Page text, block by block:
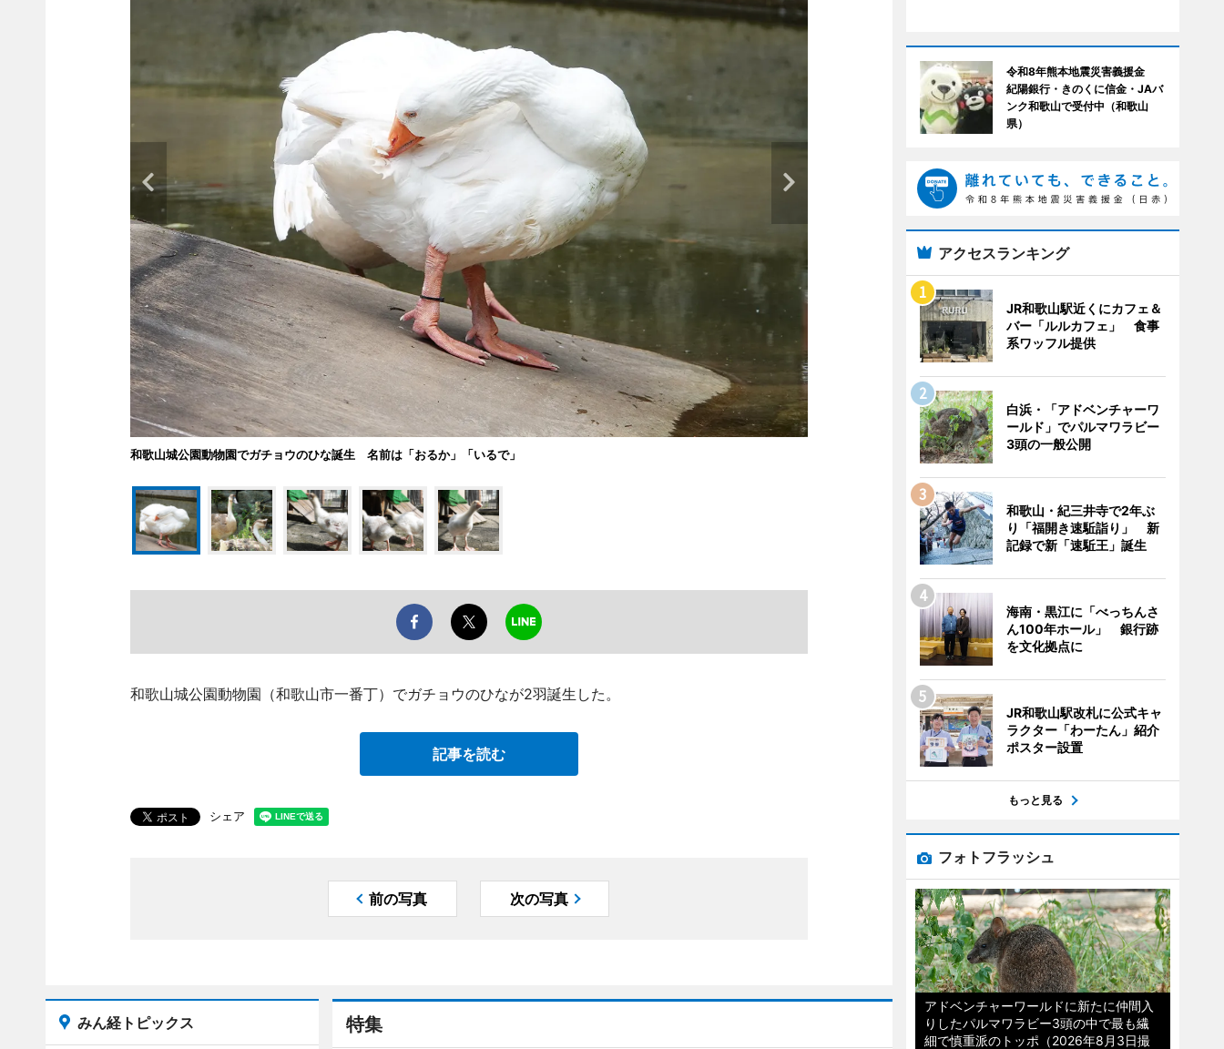
和歌山城公園動物園でガチョウのひな誕生 名前は「おるか」「いるで」
和歌山城公園動物園（和歌山市一番丁）でガチョウのひなが2羽誕生した。
記事を読む
シェア
前の写真 次の写真
特集
みん経トピックス
令和8年熊本地震災害義援金
紀陽銀行・きのくに信金・JAバ
ンク和歌山で受付中（和歌山
県）
アクセスランキング
JR和歌山駅近くにカフェ＆
バー「ルルカフェ」 食事
系ワッフル提供
白浜・「アドベンチャーワ
ールド」でパルマワラビー
3頭の一般公開
和歌山・紀三井寺で2年ぶ
り「福開き速駈詣り」 新
記録で新「速駈王」誕生
海南・黒江に「べっちんさ
ん100年ホール」 銀行跡
を文化拠点に
JR和歌山駅改札に公式キャ
ラクター「わーたん」紹介
ポスター設置
もっと見る
フォトフラッシュ
アドベンチャーワールドに新たに仲間入
りしたパルマワラビー3頭の中で最も繊
細で慎重派のトッポ（2026年8月3日撮